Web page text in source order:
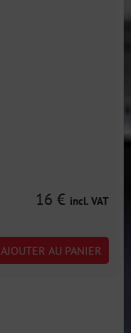
16 € incl. VAT
AJOUTER AU PANIER